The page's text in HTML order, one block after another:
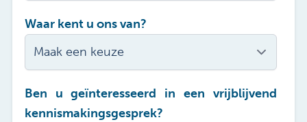
Waar kent u ons van?
Ben u geïnteresseerd in een vrijblijvend
kennismakingsgesprek?